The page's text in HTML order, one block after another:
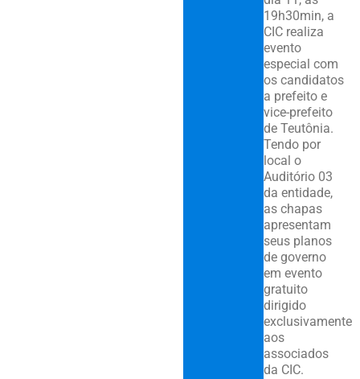
19h30min, a
CIC realiza
evento
especial com
os candidatos
a prefeito e
vice-prefeito
de Teutônia.
Tendo por
local o
Auditório 03
da entidade,
as chapas
apresentam
seus planos
de governo
em evento
gratuito
dirigido
exclusivamente
aos
associados
da CIC.